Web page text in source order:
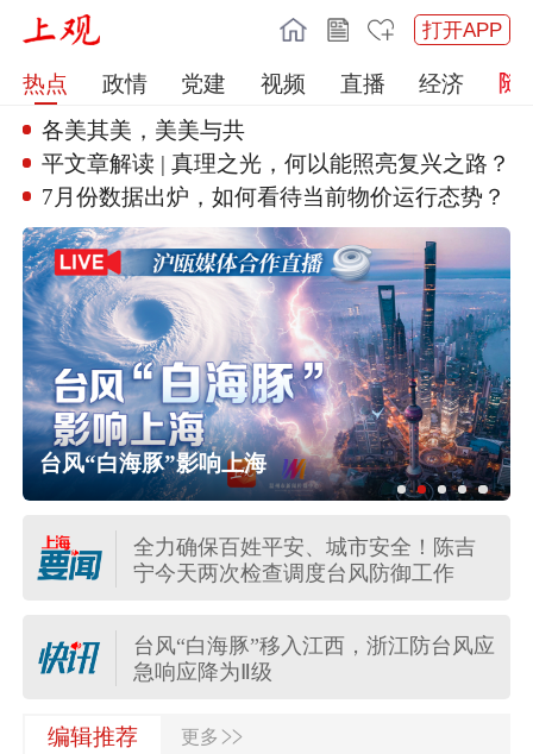
打开APP
热点 政情 党建 视频 直播
经济
各美其美，美美与共
新思想引领新征程丨丰收背后的“稳”与“进”
7月份数据出炉，如何看待当前物价运行态势？
台风“白海豚”影响上海
全力确保百姓平安、城市安全！陈吉
宁今天两次检查调度台风防御工作
“白海豚”疯狂倒水，台风影响何时结束
→
台风“白海豚”移入江西，浙江防台风应
急响应降为Ⅱ级
今日15时45分起上海地铁停运区段恢
编辑推荐 更多 >>